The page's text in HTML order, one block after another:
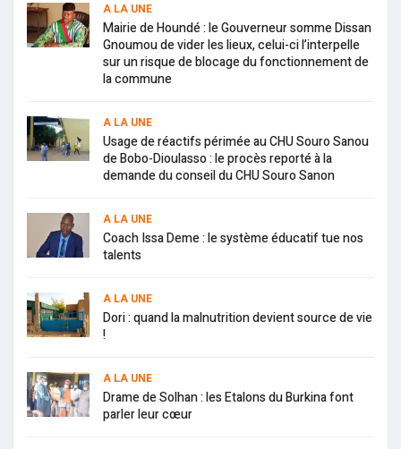
A LA UNE
Mairie de Houndé : le Gouverneur somme Dissan
Gnoumou de vider les lieux, celui-ci l’interpelle
sur un risque de blocage du fonctionnement de
la commune
A LA UNE
Usage de réactifs périmée au CHU Souro Sanou
de Bobo-Dioulasso : le procès reporté à la
demande du conseil du CHU Souro Sanon
A LA UNE
Coach Issa Deme : le système éducatif tue nos
talents
A LA UNE
Dori : quand la malnutrition devient source de vie
!
A LA UNE
Drame de Solhan : les Etalons du Burkina font
parler leur cœur